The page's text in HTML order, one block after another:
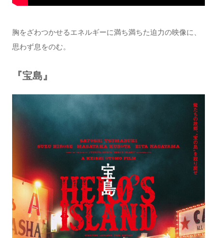
胸をざわつかせるエネルギーに満ち満ちた迫力の映像に、
思わず息をのむ。
『宝島』